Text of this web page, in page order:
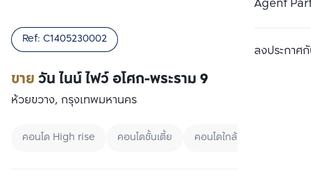
ลงประกาศกั
ขายวัน ไนน์ ไฟว์ อโศก-พระราม 9
Ref: C1405230002
ห้วยขวาง, กรุงเทพมหานคร
คอนโด High rise คอนโดชั้นเตี้ย คอนโดใกล้ MRT
เปรียบเทียบ